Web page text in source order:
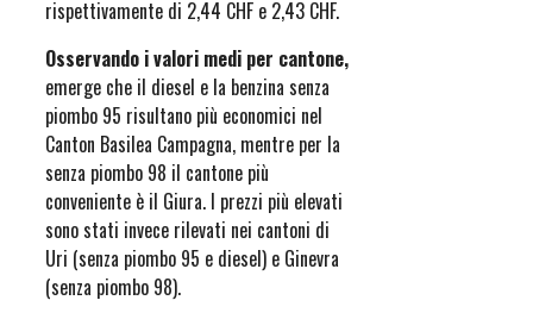
rispettivamente di 2,44 CHF e 2,43 CHF.
Osservando i valori medi per cantone,
emerge che il diesel e la benzina senza
piombo 95 risultano più economici nel
Canton Basilea Campagna, mentre per la
senza piombo 98 il cantone più
conveniente è il Giura. I prezzi più elevati
sono stati invece rilevati nei cantoni di
Uri (senza piombo 95 e diesel) e Ginevra
(senza piombo 98).